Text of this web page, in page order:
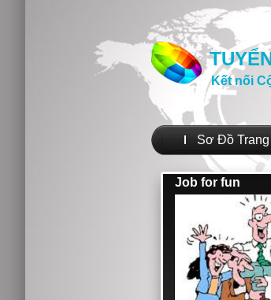
Kết nối
Sơ Đồ Trang
Job for fun